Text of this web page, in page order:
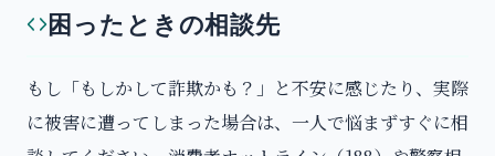
困ったときの相談先
もし「もしかして詐欺かも？」と不安に感じたり、実際
に被害に遭ってしまった場合は、一人で悩まずすぐに相